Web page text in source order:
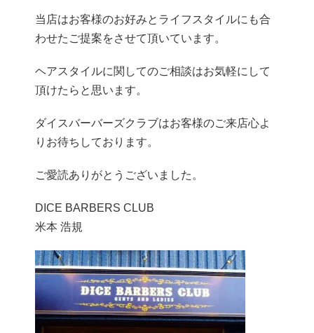
当店はお客様のお好みとライフスタイルにも合
わせたご提案をさせて頂いています。
ヘアスタイルに関してのご相談はお気軽にして
頂けたらと思います。
ダイスバーバーズクラブはお客様のご来店心よ
りお待ちしております。
ご愛読ありがとうございました。
DICE BARBERS CLUB
米本 浩規